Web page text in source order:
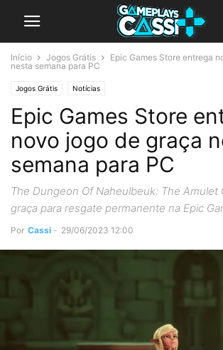
Início Jogos Grátis
Epic Games Store entrega
nesta semana para PC
Jogos Grátis Notícias
Epic Games Store
novo jogo de graça
semana para PC
The Dungeon Of Naheulbeuk: The Amulet
graça para resgate permanente na Epic
Por Cassi - 29/06/2023 12:00